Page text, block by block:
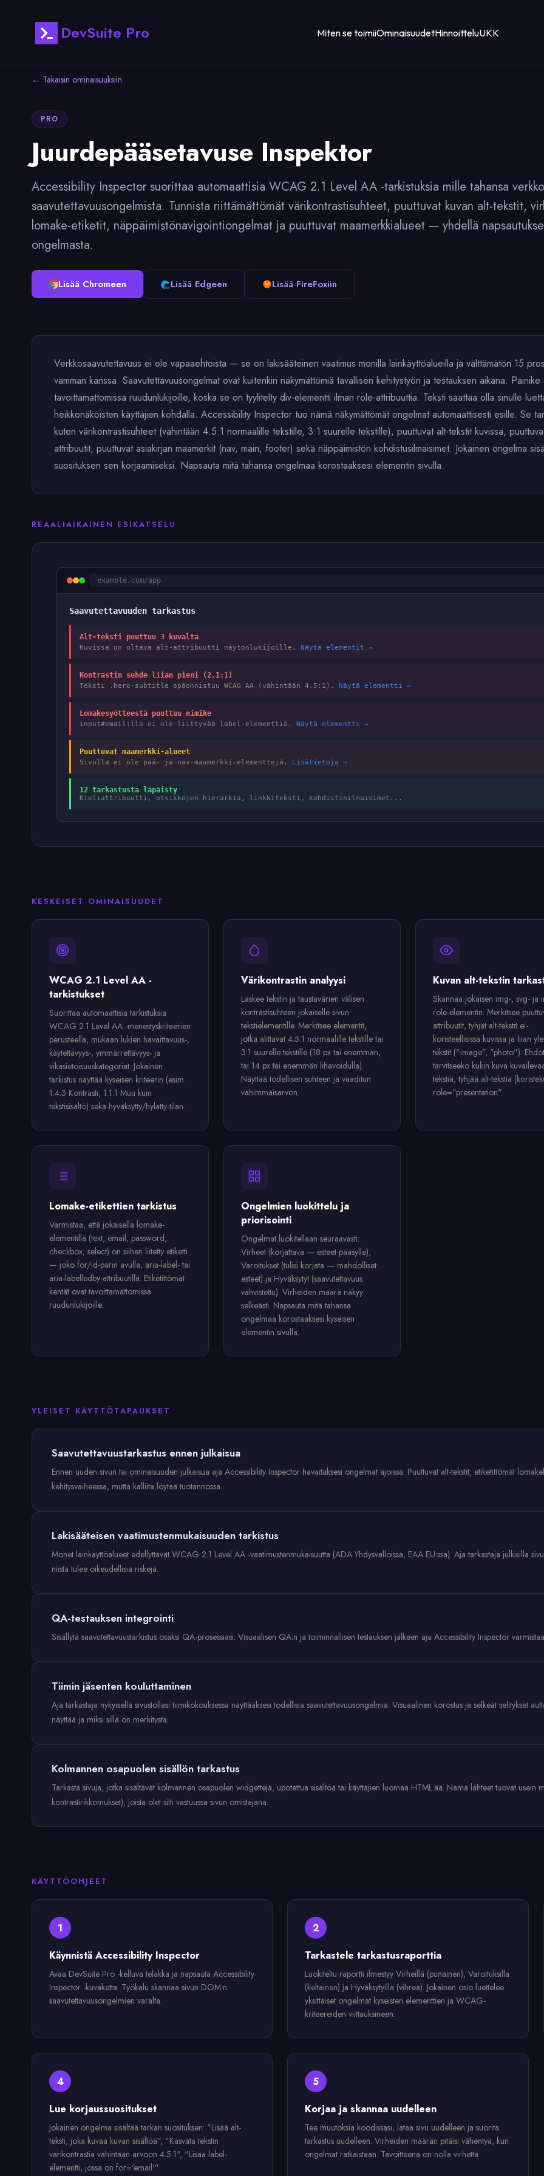
DevSuite Pro Miten se toimiiOminaisuudetHinnoitteluUKK
← Takaisin ominaisuuksiin
PRO
Juurdepääsetavuse Inspektor
Accessibility Inspector suorittaa automaattisia WCAG 2.1 Level AA -tarkistuksia mille tahansa
saavutettavuusongelmista. Tunnista riittämättömät värikontrastisuhteet, puuttuvat kuvan alt-tekstit,
lomake-etiketit, näppäimistönavigointiongelmat ja puuttuvat maamerkkialueet — yhdellä
ongelmasta.
Lisää Chromeen Lisää Edgeen Lisää FireFoxiin
Verkkosaavutettavuus ei ole vapaaehtoista — se on lakisääteinen vaatimus monilla lainkäyttöalueilla ja välttämätön 15
vamman kanssa. Saavutettavuusongelmat ovat kuitenkin näkymättömiä tavallisen kehitystyön ja testauksen aikana.
tavoittamattomissa ruudunlukijoille, koska se on tyylitelty div-elementti ilman role-attribuuttia. Teksti saattaa olla sinulle
heikkonäköisten käyttäjien kohdalla. Accessibility Inspector tuo nämä näkymättömät ongelmat automaattisesti esille. Se
kuten värikontrastisuhteet (vähintään 4.5:1 normaalille tekstille, 3:1 suurelle tekstille), puuttuvat alt-tekstit kuvissa,
attribuutit, puuttuvat asiakirjan maamerkit (nav, main, footer) sekä näppäimistön kohdistusilmaisimet. Jokainen ongelma
suosituksen sen korjaamiseksi. Napsauta mitä tahansa ongelmaa korostaaksesi elementin sivulla.
REAALIAIKAINEN ESIKATSELU
example.com/app
Saavutettavuuden tarkastus
Alt-teksti puuttuu 3 kuvalta
Kuvissa on oltava alt-attribuutti näytönlukijoille. Näytä elementit →
Kontrastin suhde liian pieni (2.1:1)
Teksti .hero-subtitle epäonnistuu WCAG AA (vähintään 4.5:1). Näytä elementti →
Lomakesyötteestä puuttuu nimike
input#email:lla ei ole liittyvää label-elementtiä. Näytä elementti →
Puuttuvat maamerkki-alueet
Sivulla ei ole pää- ja nav-maamerkki-elementtejä. Lisätietoja →
12 tarkastusta läpäisty
Kieliattribuutti, otsikkojen hierarkia, linkkiteksti, kohdistinilmaisimet...
KESKEISET OMINAISUUDET
WCAG 2.1 Level AA -
tarkistukset
Suorittaa automaattisia tarkistuksia
WCAG 2.1 Level AA -menestyskriteerien
perusteella, mukaan lukien havaittavuus-,
käytettävyys-, ymmärrettävyys- ja
vikasietoisuuskategoriat. Jokainen
tarkistus näyttää kyseisen kriteerin (esim.
1.4.3 Kontrasti, 1.1.1 Muu kuin
tekstisisältö) sekä hyväksytty/hylätty-tilan.
Värikontrastin analyysi
Laskee tekstin ja taustavärien välisen
kontrastisuhteen jokaiselle sivun
tekstielementille. Merkitsee elementit,
jotka alittavat 4.5:1 normaalille tekstille tai
3:1 suurelle tekstille (18 px tai enemmän,
tai 14 px tai enemmän lihavoidulla).
Näyttää todellisen suhteen ja vaaditun
vähimmäisarvon.
Kuvan alt-tekstin
Skannaa jokaisen img-, svg- ja
role-elementin. Merkitsee
attribuutit, tyhjät alt-tekstit ei-
koristeellisissa kuvissa ja liian
tekstit ("image", "photo").
tarvitseeko kukin kuva
tekstiä, tyhjää alt-tekstiä
role="presentation".
Lomake-etikettien tarkistus
Varmistaa, että jokaisella lomake-
elementillä (text, email, password,
checkbox, select) on siihen liitetty etiketti
— joko for/id-parin avulla, aria-label- tai
aria-labelledby-attribuutilla. Etiketittömät
kentät ovat tavoittamattomissa
ruudunlukijoille.
Ongelmien luokittelu ja
priorisointi
Ongelmat luokitellaan seuraavasti:
Virheet (korjattava — esteet pääsylle),
Varoitukset (tulisi korjata — mahdolliset
esteet) ja Hyväksytyt (saavutettavuus
vahvistettu). Virheiden määrä näkyy
selkeästi. Napsauta mitä tahansa
ongelmaa korostaaksesi kyseisen
elementin sivulla.
YLEISET KÄYTTÖTAPAUKSET
Saavutettavuustarkastus ennen julkaisua
Ennen uuden sivun tai ominaisuuden julkaisua aja Accessibility Inspector havaitaksesi ongelmat ajoissa. Puuttuvat alt-tekstit, etiketittömät
kehitysvaiheessa, mutta kalliita löytää tuotannossa.
Lakisääteisen vaatimustenmukaisuuden tarkistus
Monet lainkäyttöalueet edellyttävät WCAG 2.1 Level AA -vaatimustenmukaisuutta (ADA Yhdysvalloissa, EAA EU:ssa). Aja tarkastaja julkisilla
niistä tulee oikeudellisia riskejä.
QA-testauksen integrointi
Sisällytä saavutettavuustarkistus osaksi QA-prosessiasi. Visuaalisen QA:n ja toiminnallisen testauksen jälkeen aja Accessibility Inspector
Tiimin jäsenten kouluttaminen
Aja tarkastaja nykyisellä sivustollasi tiimikokouksessa näyttääksesi todellisia saavutettavuusongelmia. Visuaalinen korostus ja selkeät selitykset
näyttää ja miksi sillä on merkitystä.
Kolmannen osapuolen sisällön tarkastus
Tarkasta sivuja, jotka sisältävät kolmannen osapuolen widgettejä, upotettua sisältöä tai käyttäjien luomaa HTML:ää. Nämä lähteet tuovat usein
kontrastirikkomukset), joista olet silti vastuussa sivun omistajana.
KÄYTTÖOHJEET
1
Käynnistä Accessibility Inspector
Avaa DevSuite Pro -kelluva telakka ja napsauta Accessibility
Inspector -kuvaketta. Työkalu skannaa sivun DOM:n
saavutettavuusongelmien varalta.
2
Tarkastele tarkastusraporttia
Luokiteltu raportti ilmestyy Virheillä (punainen), Varoituksilla
(keltainen) ja Hyväksytyillä (vihreä). Jokainen osio luettelee
yksittäiset ongelmat kyseisten elementtien ja WCAG-
kriteereiden viittauksineen.
4
Lue korjaussuositukset
Jokainen ongelma sisältää tarkan suosituksen: "Lisää alt-
teksti, joka kuvaa kuvan sisältöä", "Kasvata tekstin
värikontrastia vähintään arvoon 4.5:1", "Lisää label-
elementti, jossa on for='email'".
5
Korjaa ja skannaa uudelleen
Tee muutoksia koodissasi, lataa sivu uudelleen ja suorita
tarkastus uudelleen. Virheiden määrän pitäisi vähentyä, kun
ongelmat ratkaistaan. Tavoitteena on nolla virhettä.